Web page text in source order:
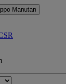
Manutan